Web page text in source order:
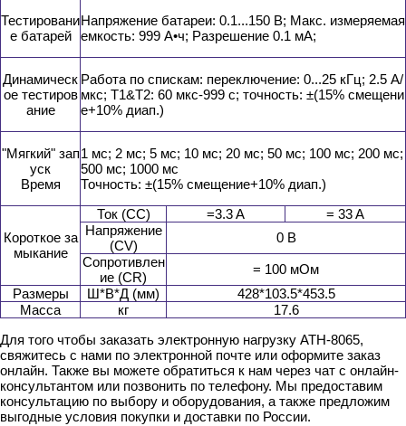
Тестировани
е батарей
Напряжение батареи: 0.1...150 В; Макс. измеряемая
емкость: 999 А•ч; Разрешение 0.1 мА;
Динамическ
ое тестиров
ание
Работа по спискам: переключение: 0...25 кГц; 2.5 A/
мкс; T1&T2: 60 мкс-999 с; точность: ±(15% смещени
е+10% диап.)
"Мягкий" зап
уск
Время
1 мс; 2 мс; 5 мс; 10 мс; 20 мс; 50 мс; 100 мс; 200 мс;
500 мс; 1000 мс
Точность: ±(15% смещение+10% диап.)
Короткое за
мыкание
Ток (CC) =3.3 A
= 33 A
Напряжение
(CV)
0 В
Сопротивлен
ие (CR)
= 100 мОм
Размеры
Ш*В*Д (мм)
428*103.5*453.5
Масса
кг
17.6
Для того чтобы заказать электронную нагрузку АТН-8065,
свяжитесь с нами по электронной почте или оформите заказ
онлайн. Также вы можете обратиться к нам через чат с онлайн-
консультантом или позвонить по телефону. Мы предоставим
консультацию по выбору и оборудования, а также предложим
выгодные условия покупки и доставки по России.